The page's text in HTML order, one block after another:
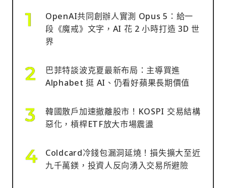
OpenAI共同創辦人實測 Opus 5：給一
段《魔戒》文字，AI 花 2 小時打造 3D 世
界
巴菲特談波克夏最新布局：主導買進
Alphabet 挺 AI、仍看好蘋果長期價值
韓國散戶加速撤離股市！KOSPI 交易結構
惡化，槓桿ETF放大市場震盪
Coldcard冷錢包漏洞延燒！損失擴大至近
九千萬鎂，投資人反向湧入交易所避險